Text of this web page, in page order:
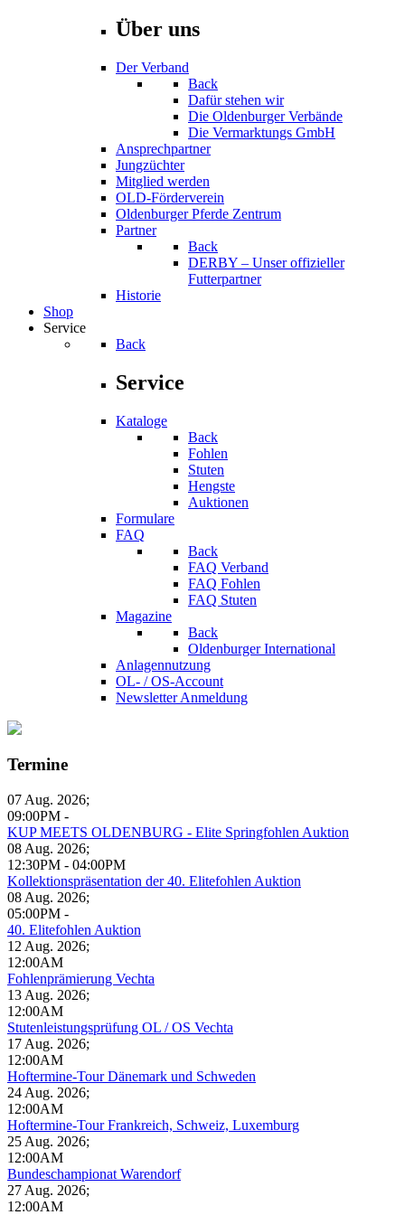
Über uns
Der Verband
Back
Dafür stehen wir
Die Oldenburger Verbände
Die Vermarktungs GmbH
Ansprechpartner
Jungzüchter
Mitglied werden
OLD-Förderverein
Oldenburger Pferde Zentrum
Partner
Back
DERBY – Unser offizieller
Futterpartner
Historie
Shop
Service
Back
Service
Kataloge
Back
Fohlen
Stuten
Hengste
Auktionen
Formulare
FAQ
Back
FAQ Verband
FAQ Fohlen
FAQ Stuten
Magazine
Back
Oldenburger International
Anlagennutzung
OL- / OS-Account
Newsletter Anmeldung
Termine
07 Aug. 2026;
09:00PM -
KUP MEETS OLDENBURG - Elite Springfohlen Auktion
08 Aug. 2026;
12:30PM - 04:00PM
Kollektionspräsentation der 40. Elitefohlen Auktion
08 Aug. 2026;
05:00PM -
40. Elitefohlen Auktion
12 Aug. 2026;
12:00AM
Fohlenprämierung Vechta
13 Aug. 2026;
12:00AM
Stutenleistungsprüfung OL / OS Vechta
17 Aug. 2026;
12:00AM
Hoftermine-Tour Dänemark und Schweden
24 Aug. 2026;
12:00AM
Hoftermine-Tour Frankreich, Schweiz, Luxemburg
25 Aug. 2026;
12:00AM
Bundeschampionat Warendorf
27 Aug. 2026;
12:00AM